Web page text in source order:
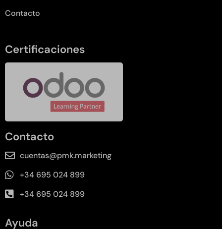
Contacto
Certificaciones
Contacto
cuentas@pmk.marketing
+34 695 024 899
+34 695 024 899
Ayuda